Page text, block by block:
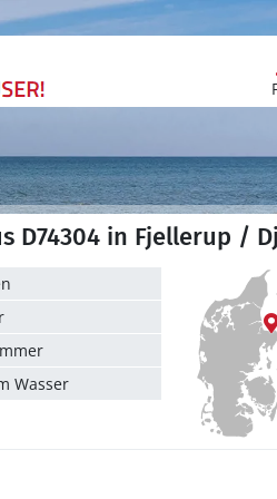
D74304 in Fjellerup /
Wasser